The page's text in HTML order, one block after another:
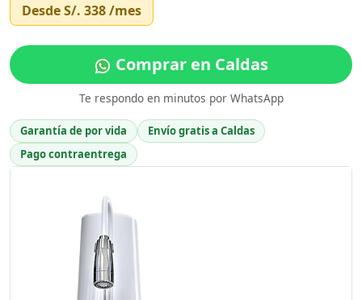
DesdeS/. 338/mes
Comprar en Caldas
Te respondo en minutos por WhatsApp
Garantía de por vida
Envío gratis a Caldas
Pago contraentrega